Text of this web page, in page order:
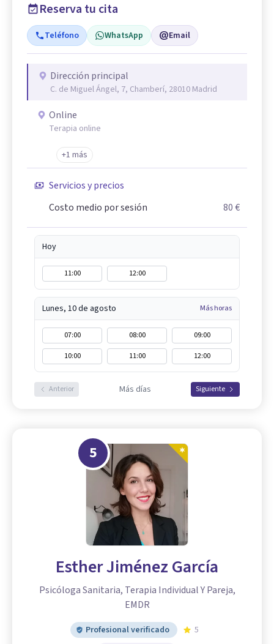
Reserva tu cita
Teléfono WhatsApp Email
Dirección principal
C. de Miguel Ángel, 7, Chamberí, 28010 Madrid
Online
Terapia online
+1 más
Servicios y precios
Costo medio por sesión
80 €
Hoy
11:00 12:00
Lunes, 10 de agosto Más horas
07:00 08:00
09:00
10:00
11:00 12:00
Anterior Más días Siguiente
5
Esther Jiménez García
Psicóloga Sanitaria, Terapia Individual Y Pareja,
EMDR
Profesional verificado
5